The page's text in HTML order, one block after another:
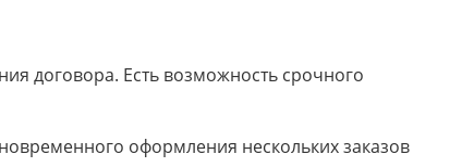
договора. Есть возможность срочного
оформления нескольких заказов